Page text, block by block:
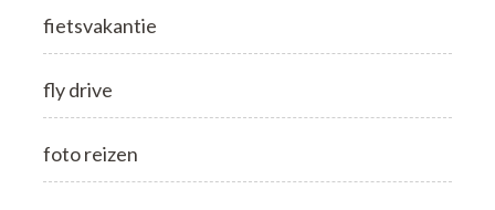
fietsvakantie
fly drive
foto reizen